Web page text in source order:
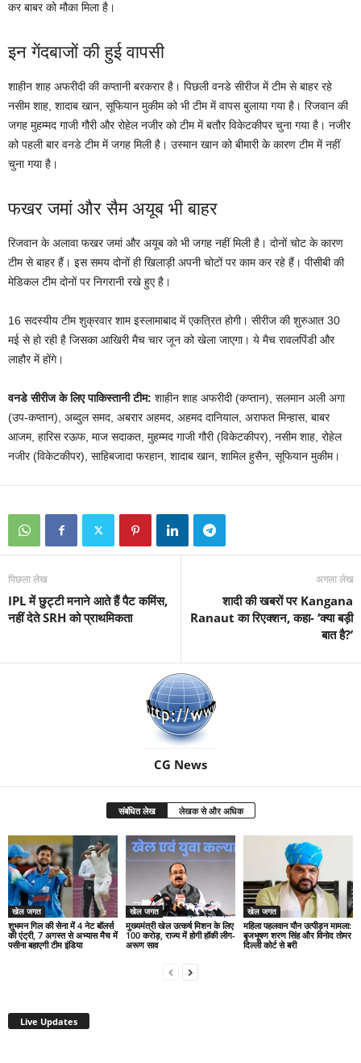
कर बाबर को मौका मिला है।
इन गेंदबाजों की हुई वापसी
शाहीन शाह अफरीदी की कप्तानी बरकरार है। पिछली वनडे सीरीज में टीम से बाहर रहे
नसीम शाह, शादाब खान, सूफियान मुकीम को भी टीम में वापस बुलाया गया है। रिजवान की
जगह मुहम्मद गाजी गौरी और रोहेल नजीर को टीम में बतौर विकेटकीपर चुना गया है। नजीर
को पहली बार वनडे टीम में जगह मिली है। उस्मान खान को बीमारी के कारण टीम में नहीं
चुना गया है।
फखर जमां और सैम अयूब भी बाहर
रिजवान के अलावा फखर जमां और अयूब को भी जगह नहीं मिली है। दोनों चोट के कारण
टीम से बाहर हैं। इस समय दोनों ही खिलाड़ी अपनी चोटों पर काम कर रहे हैं। पीसीबी की
मेडिकल टीम दोनों पर निगरानी रखे हुए है।
16 सदस्यीय टीम शुक्रवार शाम इस्लामाबाद में एकत्रित होगी। सीरीज की शुरुआत 30
मई से हो रही है जिसका आखिरी मैच चार जून को खेला जाएगा। ये मैच रावलपिंडी और
लाहौर में होंगे।
वनडे सीरीज के लिए पाकिस्तानी टीम: शाहीन शाह अफरीदी (कप्तान), सलमान अली अगा
(उप-कप्तान), अब्दुल समद, अबरार अहमद, अहमद दानियाल, अराफत मिन्हास, बाबर
आजम, हारिस रऊफ, माज सदाकत, मुहम्मद गाजी गौरी (विकेटकीपर), नसीम शाह, रोहेल
नजीर (विकेटकीपर), साहिबजादा फरहान, शादाब खान, शामिल हुसैन, सूफियान मुकीम।
पिछला लेख
IPL में छुट्टी मनाने आते हैं पैट कमिंस,
नहीं देते SRH को प्राथमिकता
अगला लेख
शादी की खबरों पर Kangana
Ranaut का रिएक्शन, कहा- ‘क्या बड़ी
बात है?’
CG News
संबंधित लेख लेखक से और अधिक
खेल जगत
शुभमन गिल की सेना में 4 नेट बॉलर्स
की एंट्री, 7 अगस्त से अभ्यास मैच में
पसीना बहाएगी टीम इंडिया
खेल जगत
मुख्यमंत्री खेल उत्कर्ष मिशन के लिए
100 करोड़, राज्य में होगी हॉकी लीग-
अरूण साव
खेल जगत
महिला पहलवान यौन उत्पीड़न मामला:
बृजभूषण शरण सिंह और विनोद तोमर
दिल्ली कोर्ट से बरी
Live Updates